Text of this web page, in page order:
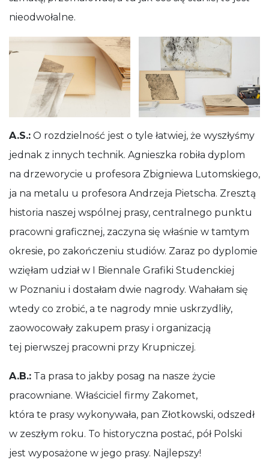
nieodwołalne.
A.S.: O rozdzielność jest o tyle łatwiej, że wyszłyśmy
jednak z innych technik. Agnieszka robiła dyplom
na drzeworycie u profesora Zbigniewa Lutomskiego,
ja na metalu u profesora Andrzeja Pietscha. Zresztą
historia naszej wspólnej prasy, centralnego punktu
pracowni graficznej, zaczyna się właśnie w tamtym
okresie, po zakończeniu studiów. Zaraz po dyplomie
wzięłam udział w I Biennale Grafiki Studenckiej
w Poznaniu i dostałam dwie nagrody. Wahałam się
wtedy co zrobić, a te nagrody mnie uskrzydliły,
zaowocowały zakupem prasy i organizacją
tej pierwszej pracowni przy Krupniczej.
A.B.: Ta prasa to jakby posag na nasze życie
pracowniane. Właściciel firmy Zakomet,
która te prasy wykonywała, pan Złotkowski, odszedł
w zeszłym roku. To historyczna postać, pół Polski
jest wyposażone w jego prasy. Najlepszy!